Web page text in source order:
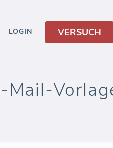
LOGIN VERSUCH
Mail-